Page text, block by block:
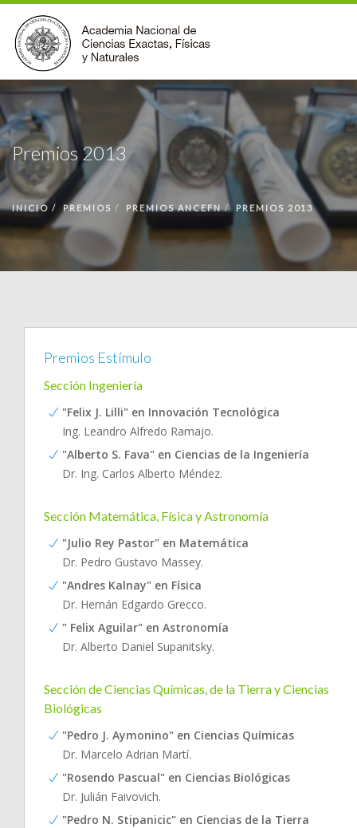
INSTITUCIONAL
ACCIONES
PREMIOS
BECAS
BIBLIOTECA
COMUNIDAD
VOLVER A LA PÁGINA INICIAL
Premios 2013
INICIO PREMIOS PREMIOS ANCEFN PREMIOS 2013
Premios Estímulo
Sección Ingeniería
"Felix J. Lilli" en Innovación Tecnológica
Ing. Leandro Alfredo Ramajo.
"Alberto S. Fava" en Ciencias de la Ingeniería
Dr. Ing. Carlos Alberto Méndez.
Sección Matemática, Física y Astronomía
"Julio Rey Pastor" en Matemática
Dr. Pedro Gustavo Massey.
"Andres Kalnay" en Física
Dr. Hernán Edgardo Grecco.
" Felix Aguilar" en Astronomía
Dr. Alberto Daniel Supanitsky.
Sección de Ciencias Químicas, de la Tierra y Ciencias
Biológicas
"Pedro J. Aymonino" en Ciencias Químicas
Dr. Marcelo Adrian Martí.
"Rosendo Pascual" en Ciencias Biológicas
Dr. Julián Faivovich.
"Pedro N. Stipanicic" en Ciencias de la Tierra